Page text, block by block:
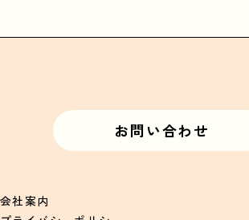
お問い合わせ
会社案内